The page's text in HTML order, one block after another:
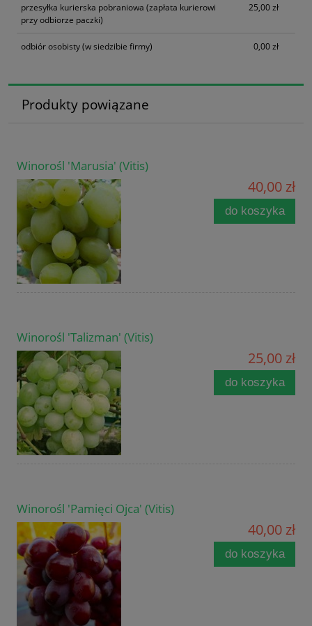
przesyłka kurierska pobraniowa (zapłata kurierowi
przy odbiorze paczki)
25,00 zł
odbiór osobisty(w siedzibie firmy) 0,00 zł
Produkty powiązane
Winorośl 'Marusia' (Vitis)
40,00 zł
do koszyka
Winorośl 'Talizman' (Vitis)
25,00 zł
do koszyka
Winorośl 'Pamięci Ojca' (Vitis)
40,00 zł
do koszyka